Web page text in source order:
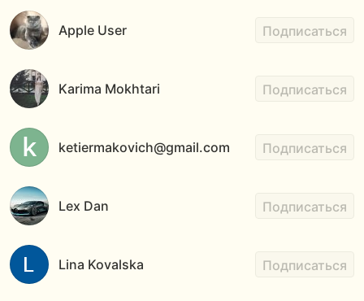
Apple User Подписаться
Karima Mokhtari Подписаться
ketiermakovich@gmail.com Подписаться
Lex Dan Подписаться
Lina Kovalska Подписаться